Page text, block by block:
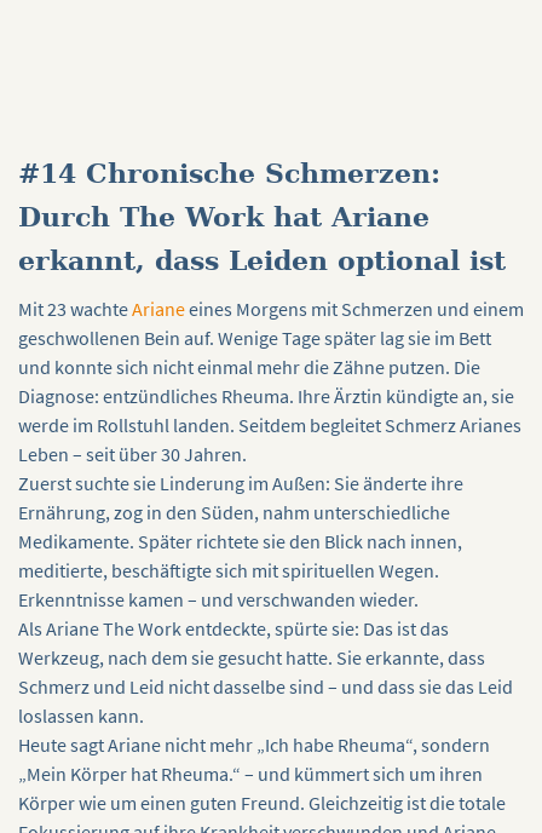
#14 Chronische Schmerzen:
Durch The Work hat Ariane
erkannt, dass Leiden optional ist
Mit 23 wachteArianeeines Morgens mit Schmerzen und einem
geschwollenen Bein auf. Wenige Tage später lag sie im Bett
und konnte sich nicht einmal mehr die Zähne putzen. Die
Diagnose: entzündliches Rheuma. Ihre Ärztin kündigte an, sie
werde im Rollstuhl landen. Seitdem begleitet Schmerz Arianes
Leben – seit über 30 Jahren.
Zuerst suchte sie Linderung im Außen: Sie änderte ihre
Ernährung, zog in den Süden, nahm unterschiedliche
Medikamente. Später richtete sie den Blick nach innen,
meditierte, beschäftigte sich mit spirituellen Wegen.
Erkenntnisse kamen – und verschwanden wieder.
Als Ariane The Work entdeckte, spürte sie: Das ist das
Werkzeug, nach dem sie gesucht hatte. Sie erkannte, dass
Schmerz und Leid nicht dasselbe sind – und dass sie das Leid
loslassen kann.
Heute sagt Ariane nicht mehr „Ich habe Rheuma“, sondern
„Mein Körper hat Rheuma.“ – und kümmert sich um ihren
Körper wie um einen guten Freund. Gleichzeitig ist die totale